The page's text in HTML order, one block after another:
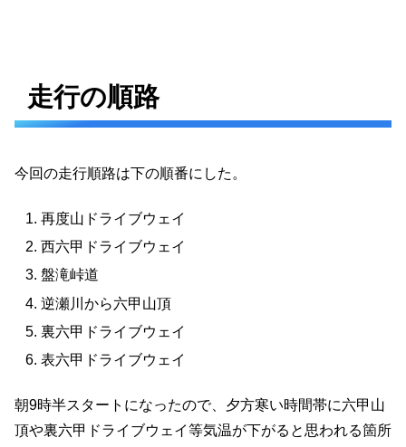
走行の順路
今回の走行順路は下の順番にした。
再度山ドライブウェイ
西六甲ドライブウェイ
盤滝峠道
逆瀬川から六甲山頂
裏六甲ドライブウェイ
表六甲ドライブウェイ
朝9時半スタートになったので、夕方寒い時間帯に六甲山
頂や裏六甲ドライブウェイ等気温が下がると思われる箇所